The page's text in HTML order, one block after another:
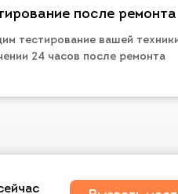
после ремонта
тестирование вашей
24 часов после ремонта